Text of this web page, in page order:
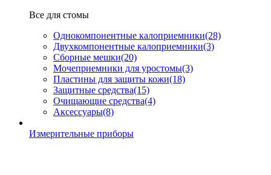
Все для стомы
Однокомпонентные калоприемники(28)
Двухкомпонентные калоприемники(3)
Сборные мешки(20)
Мочеприемники для уростомы(3)
Пластины для защиты кожи(18)
Защитные средства(15)
Очищающие средства(4)
Аксессуары(8)
Измерительные приборы